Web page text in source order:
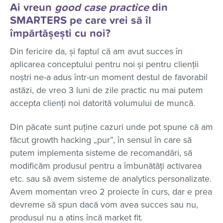
Ai vreun good case practicedin
SMARTERS pe care vrei să îl
împărtășești cu noi?
Din fericire da, și faptul că am avut succes în
aplicarea conceptului pentru noi și pentru clienții
noștri ne-a adus într-un moment destul de favorabil
astăzi, de vreo 3 luni de zile practic nu mai putem
accepta clienți noi datorită volumului de muncă.
Din păcate sunt puține cazuri unde pot spune că am
făcut growth hacking „pur”, în sensul în care să
putem implementa sisteme de recomandări, să
modificăm produsul pentru a îmbunătăți activarea
etc. sau să avem sisteme de analytics personalizate.
Avem momentan vreo 2 proiecte în curs, dar e prea
devreme să spun dacă vom avea succes sau nu,
produsul nu a atins încă market fit.